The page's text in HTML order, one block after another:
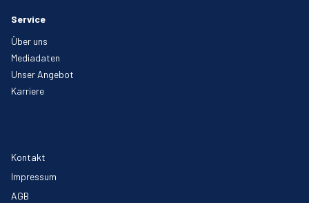
Service
Über uns
Mediadaten
Unser Angebot
Karriere
Kontakt
Impressum
AGB